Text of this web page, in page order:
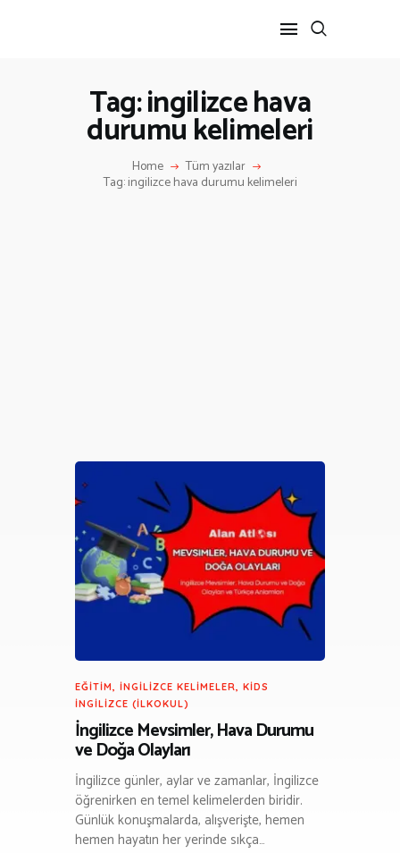
Tag: ingilizce hava
durumu kelimeleri
Home Tüm yazılar
Tag: ingilizce hava durumu kelimeleri
ANA SAYFA
İLETIŞIM
EĞITIM, İNGILIZCE KELIMELER, KIDS
İNGILIZCE (İLKOKUL)
İngilizce Mevsimler, Hava Durumu
ve Doğa Olayları
İngilizce günler, aylar ve zamanlar, İngilizce
öğrenirken en temel kelimelerden biridir.
Günlük konuşmalarda, alışverişte, hemen
hemen hayatın her yerinde sıkça…